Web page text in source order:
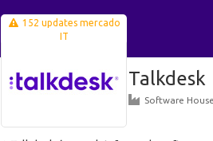
152 updates mercado
IT
Talkdesk
Software